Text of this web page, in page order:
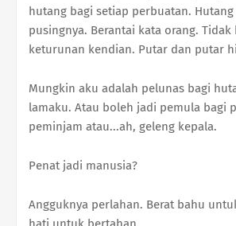
hutang bagi setiap perbuatan.
pusingnya. Berantai kata orang.
keturunan kendian. Putar dan putar
Mungkin aku adalah pelunas bagi
lamaku. Atau boleh jadi pemula bagi
peminjam atau...ah, geleng kepala.
Penat jadi manusia?
Angguknya perlahan. Berat bahu